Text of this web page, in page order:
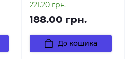
221.20 грн.
188.00 грн.
До кошика